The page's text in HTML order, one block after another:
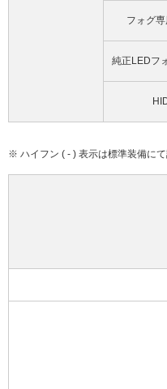
フォグ
純正LEDフ
※ ハイフン ( - ) 表示は標準装備に